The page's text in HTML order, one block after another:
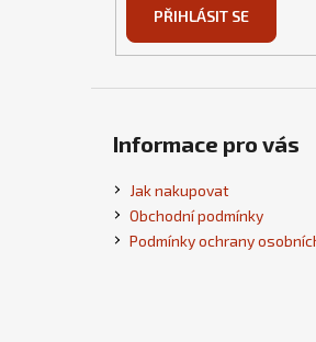
PŘIHLÁSIT SE
Informace pro vás
Jak nakupovat
Obchodní podmínky
Podmínky ochrany